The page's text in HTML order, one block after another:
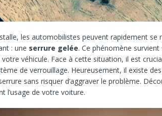
les automobilistes peuvent rapidement
: une serrure gelée. Ce phénomène
votre véhicule. Face à cette situation, il est
de verrouillage. Heureusement, il existe
sans risquer d’aggraver le problème.
l’usage de votre voiture.